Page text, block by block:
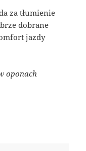
za tłumienie
dobrane
jazdy
oponach